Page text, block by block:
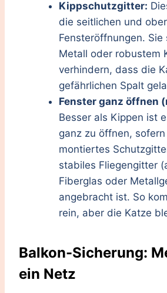
Kippschutzgitter:
die seitlichen und
Fensteröffnungen.
Metall oder robustem
verhindern, dass die
gefährlichen Spalt
Fenster ganz öffnen
Besser als Kippen ist
ganz zu öffnen,
montiertes
stabiles Fliegengitter
Fiberglas oder
angebracht ist. So
rein, aber die Katze
Balkon-Sicherung:
ein Netz